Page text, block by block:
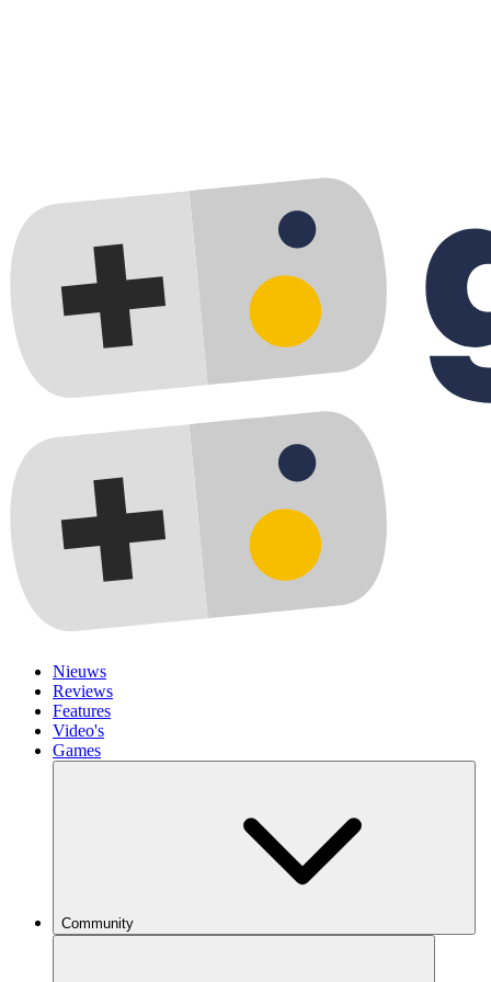
Nieuws
Reviews
Features
Video's
Games
Community